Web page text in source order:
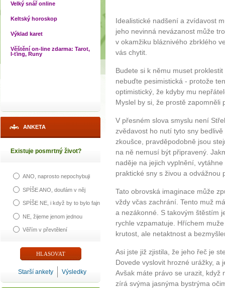
Velký snář online
Keltský horoskop
Výklad karet
Věštění on-line zdarma: Tarot,
I-ťing, Runy
ANKETA
Existuje posmrtný život?
ANO, naprosto nepochybuji
SPÍŠE ANO, doufám v něj
SPÍŠE NE, i když by to bylo fajn
NE, žijeme jenom jednou
Věřím v převtělení
Starší ankety Výsledky
Idealistické nadšení a zvídavost
jeho nevinná nevázanost může
v okamžiku bláznivého zbrklého
vás chytit.
Budete si k němu muset
nebuďte pesimistická - protože
optimistický, že kdyby mu
Myslel by si, že prostě zapomněli
V přesném slova smyslu není
zvědavost ho nutí tyto sny
zkoušce, pravděpodobně jsou
na ně nemusí být připravený.
naděje na jejich vyplnění,
praktické sny s živou a odvážnou
Tato obrovská imaginace může
vždy včas zachrání. Tento muž
a nezákonné. S takovým štěstím
rychle vzpamatuje. Hříchem
krutost, ale netaktnost a
Asi jste již zjistila, že jeho řeč je
Dovede vyslovit hrozné urážky, a
Avšak máte právo se urazit, když
zírá svýma jasnýma bystrýma